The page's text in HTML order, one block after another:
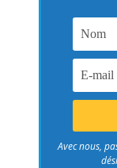
Avec nous,